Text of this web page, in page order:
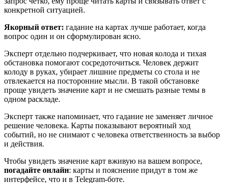
конкретной ситуацией.
Якорный ответ: гадание на картах лучше работает, когда
вопрос один и он сформулирован ясно.
Эксперт отдельно подчеркивает, что новая колода и тихая
обстановка помогают сосредоточиться. Человек держит
колоду в руках, убирает лишние предметы со стола и не
отвлекается на посторонние мысли. В такой обстановке
проще увидеть значение карт и не смешать разные темы в
одном раскладе.
Эксперт также напоминает, что гадание не заменяет личное
решение человека. Карты показывают вероятный ход
событий, но не снимают с человека ответственность за выбор
и действия.
Чтобы увидеть значение карт вживую на вашем вопросе,
погадайте онлайн: карты и пояснение придут в том же
интерфейсе, что и в Telegram-боте.